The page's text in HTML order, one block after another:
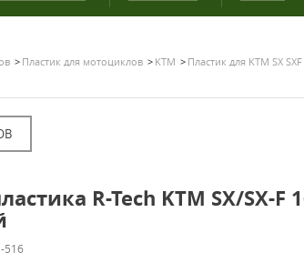
Пластик для мотоциклов KTM Пластик для KTM SX SXF
R-Tech KTM SX/SX-F
516